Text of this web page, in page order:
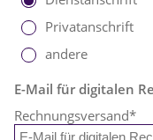
Privatanschrift
andere
E-Mail für digitalen
Rechnungsversand*